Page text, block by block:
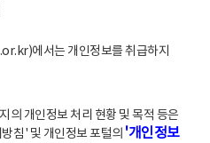
에서는 개인정보를 취급하지
의 개인정보 처리 현황 및 목적 등은
침' 및 개인정보 포털의 '개인정보